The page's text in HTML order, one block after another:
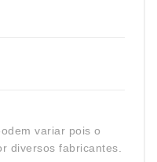
variar pois o
diversos fabricantes.